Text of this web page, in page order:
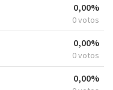
0,00%
0 votos
0,00%
0 votos
0,00%